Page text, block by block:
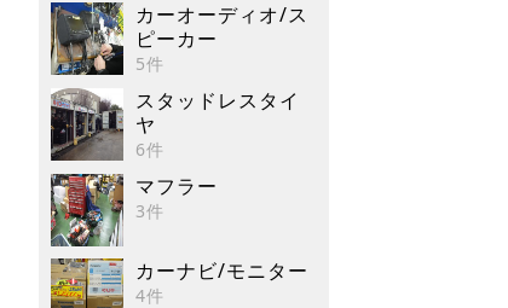
カーオーディオ/ス
ピーカー
5件
スタッドレスタイ
ヤ
6件
マフラー
3件
カーナビ/モニター
4件